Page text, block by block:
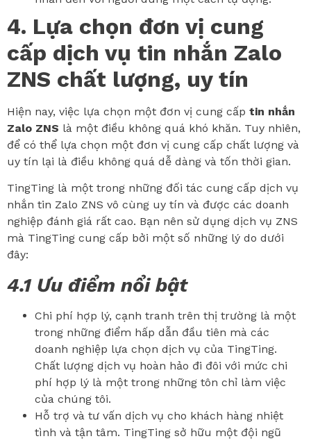
4. Lựa chọn đơn vị cung
cấp dịch vụ tin nhắn Zalo
ZNS chất lượng, uy tín
Hiện nay, việc lựa chọn một đơn vị cung cấp tin nhắn
Zalo ZNS là một điều không quá khó khăn. Tuy nhiên,
để có thể lựa chọn một đơn vị cung cấp chất lượng và
uy tín lại là điều không quá dễ dàng và tốn thời gian.
TingTing là một trong những đối tác cung cấp dịch vụ
nhắn tin Zalo ZNS vô cùng uy tín và được các doanh
nghiệp đánh giá rất cao. Bạn nên sử dụng dịch vụ ZNS
mà TingTing cung cấp bởi một số những lý do dưới
đây:
4.1 Ưu điểm nổi bật
Chi phí hợp lý, cạnh tranh trên thị trường là một
trong những điểm hấp dẫn đầu tiên mà các
doanh nghiệp lựa chọn dịch vụ của TingTing.
Chất lượng dịch vụ hoàn hảo đi đôi với mức chi
phí hợp lý là một trong những tôn chỉ làm việc
của chúng tôi.
Hỗ trợ và tư vấn dịch vụ cho khách hàng nhiệt
tình và tận tâm. TingTing sở hữu một đội ngũ